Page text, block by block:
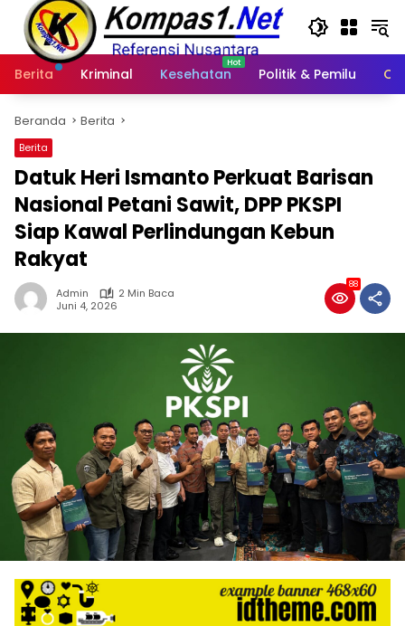
Langsung
konten
Berita
Kriminal Kesehatan Politik & Pemilu
Beranda Berita
Berita
Datuk Heri Ismanto Perkuat Barisan
Nasional Petani Sawit, DPP PKSPI
Siap Kawal Perlindungan Kebun
Rakyat
Admin
2 Min Baca
Juni 4, 2026
88